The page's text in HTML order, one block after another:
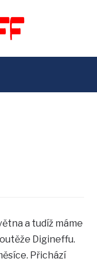
a tudíž máme
Digineffu.
Přichází